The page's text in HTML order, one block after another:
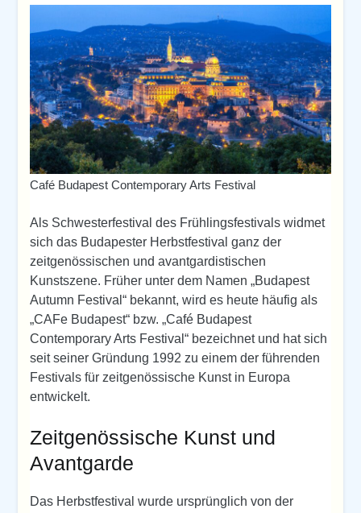
Café Budapest Contemporary Arts Festival
Als Schwesterfestival des Frühlingsfestivals widmet
sich das Budapester Herbstfestival ganz der
zeitgenössischen und avantgardistischen
Kunstszene. Früher unter dem Namen „Budapest
Autumn Festival“ bekannt, wird es heute häufig als
„CAFe Budapest“ bzw. „Café Budapest
Contemporary Arts Festival“ bezeichnet und hat sich
seit seiner Gründung 1992 zu einem der führenden
Festivals für zeitgenössische Kunst in Europa
entwickelt.
Zeitgenössische Kunst und
Avantgarde
Das Herbstfestival wurde ursprünglich von der